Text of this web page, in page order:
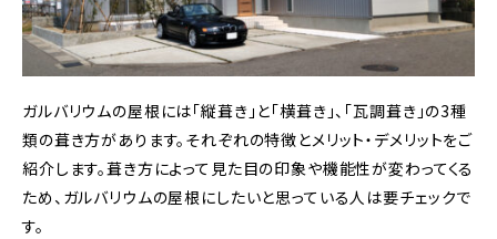
ガルバリウムの屋根には「縦葺き」と「横葺き」、「瓦調葺き」の3種
類の葺き方があります。それぞれの特徴とメリット・デメリットをご
紹介します。葺き方によって見た目の印象や機能性が変わってくる
ため、ガルバリウムの屋根にしたいと思っている人は要チェックで
す。